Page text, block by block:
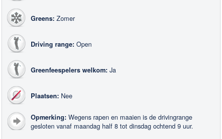
Greens: Zomer
Driving range: Open
Greenfeespelers welkom: Ja
Plaatsen: Nee
Opmerking: Wegens rapen en maaien is de drivingrange
gesloten vanaf maandag half 8 tot dinsdag ochtend 9 uur.